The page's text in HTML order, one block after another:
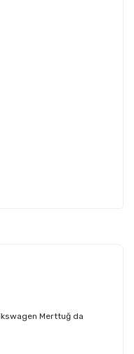
Merttuğ da